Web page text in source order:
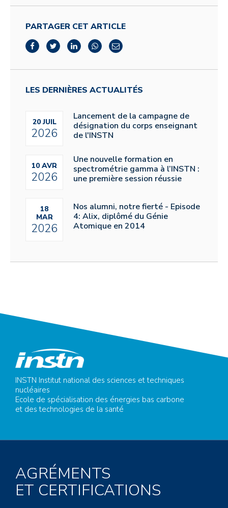
PARTAGER CET ARTICLE
LES DERNIÈRES ACTUALITÉS
20 JUIL
2026
Lancement de la campagne de
désignation du corps enseignant
de l'INSTN
10 AVR
2026
Une nouvelle formation en
spectrométrie gamma à l’INSTN :
une première session réussie
18
MAR
2026
Nos alumni, notre fierté - Episode
4: Alix, diplômé du Génie
Atomique en 2014
INSTN Institut national des sciences et techniques
nucléaires
Ecole de spécialisation des énergies bas carbone
et des technologies de la santé
AGRÉMENTS
ET CERTIFICATIONS